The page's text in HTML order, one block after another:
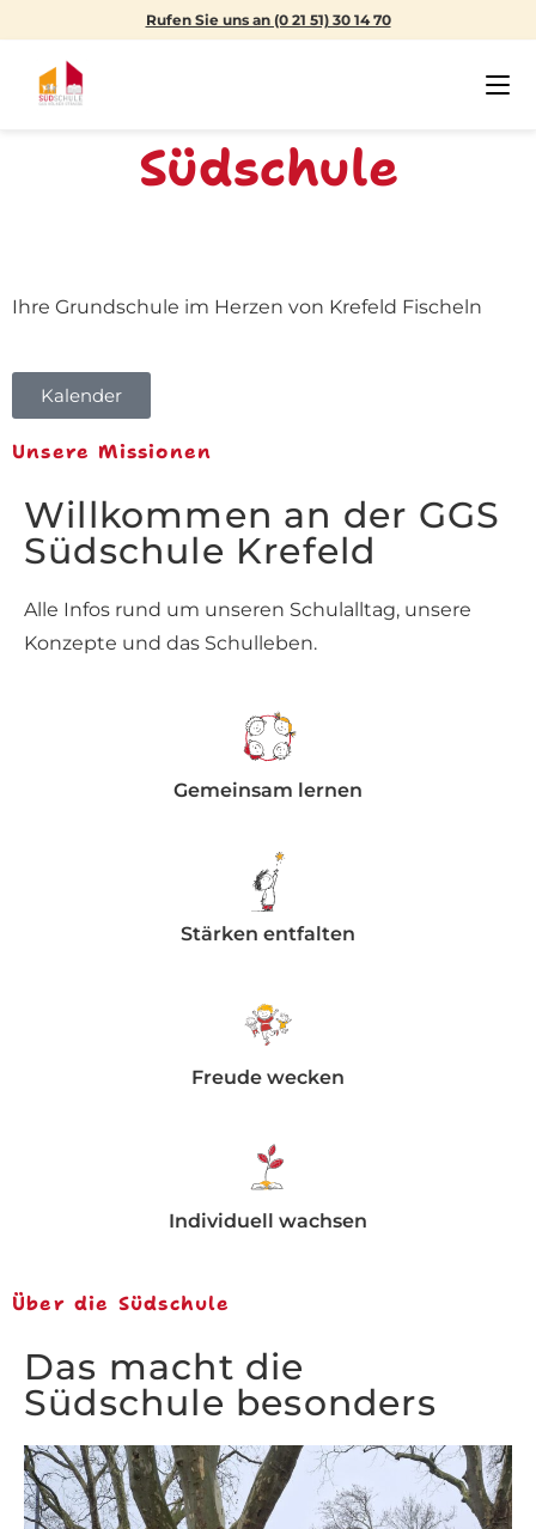
Rufen Sie uns an (0 21 51) 30 14 70
Südschule
Ihre Grundschule im Herzen von Krefeld Fischeln
Kalender
Unsere Missionen
Willkommen an der GGS
Südschule Krefeld
Alle Infos rund um unseren Schulalltag, unsere
Konzepte und das Schulleben.
Gemeinsam lernen
Stärken entfalten
Freude wecken
Individuell wachsen
Über die Südschule
Das macht die
Südschule besonders